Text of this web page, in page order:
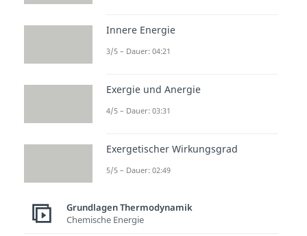
Innere Energie
3/5 – Dauer: 04:21
Exergie und Anergie
4/5 – Dauer: 03:31
Exergetischer Wirkungsgrad
5/5 – Dauer: 02:49
Grundlagen Thermodynamik
Chemische Energie